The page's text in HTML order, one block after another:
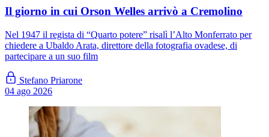
Il giorno in cui Orson Welles arrivò a Cremolino
Nel 1947 il regista di “Quarto potere” risalì l’Alto Monferrato per
chiedere a Ubaldo Arata, direttore della fotografia ovadese, di
partecipare a un suo film
Stefano Priarone
04 ago 2026